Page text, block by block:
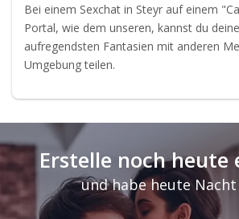
Bei einem Sexchat in Steyr auf einem
Portal, wie dem unseren, kannst du
aufregendsten Fantasien mit anderen
Umgebung teilen.
Erstelle noch heute
und habe heute Nacht